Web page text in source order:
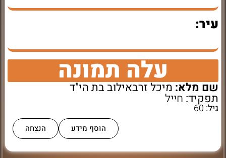
עיר:
עלה תמונה
שם מלא:מיכל זרבאילוב בת הי"ד
תפקיד: חייל
גיל: 60
הוסף מידע הנצחה